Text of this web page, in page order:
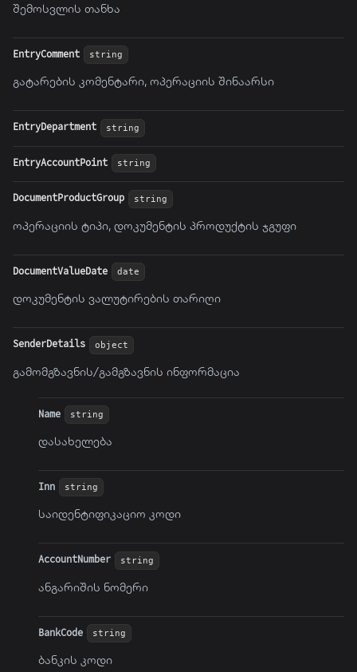
შემოსვლის თანხა
EntryComment string
გატარების კომენტარი, ოპერაციის შინაარსი
EntryDepartment string
EntryAccountPoint string
DocumentProductGroup string
ოპერაციის ტიპი, დოკუმენტის პროდუქტის ჯგუფი
DocumentValueDate date
დოკუმენტის ვალუტირების თარიღი
SenderDetails object
გამომგზავნის/გამგზავნის ინფორმაცია
Name string
დასახელება
Inn string
საიდენტიფიკაციო კოდი
AccountNumber string
ანგარიშის ნომერი
BankCode string
ბანკის კოდი